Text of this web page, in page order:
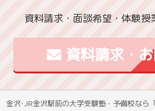
資料請求・面談希望・体験授
資料請求・
金沢･JR金沢駅前の大学受験塾・予備校なら